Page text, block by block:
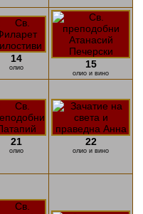
14
олио 15
олио и вино
21
олио
22
олио и вино